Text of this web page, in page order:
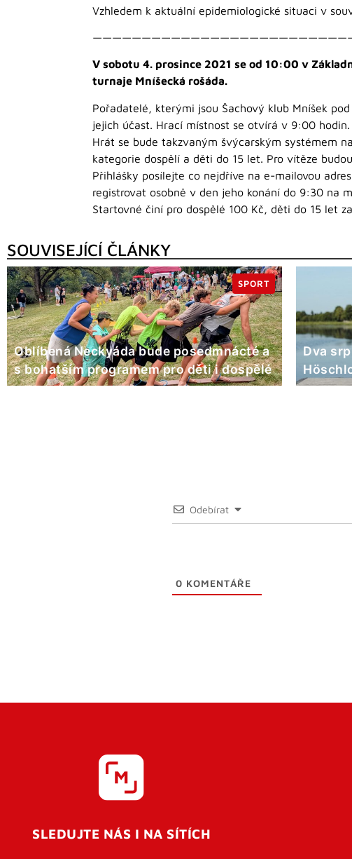
Vzhledem k aktuální epidemiologické situaci v
V sobotu 4. prosince 2021 se od 10:00 v
turnaje Mníšecká rošáda.
Pořadatelé, kterými jsou Šachový klub Mníšek
jejich účast. Hrací místnost se otvírá v 9:00 hodin.
Hrát se bude takzvaným švýcarským systémem
kategorie dospělí a děti do 15 let. Pro vítěze
Přihlášky posílejte co nejdříve na e-mailovou
registrovat osobně v den jeho konání do 9:30 na
Startovné činí pro dospělé 100 Kč, děti do 15 let
SOUVISEJÍCÍ ČLÁNKY
Oblíbená Neckyáda bude posedmnácté a
s bohatším programem pro děti i dospělé
SPORT
Dva
Odebírat
0 KOMENTÁŘE
SLEDUJTE NÁS I NA SÍTÍCH